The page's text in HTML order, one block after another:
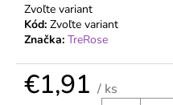
Zvoľte variant
Kód: Zvoľte variant
Značka: TreRose
€1,91 / ks
m
DÁMSKE
PANČUCHY